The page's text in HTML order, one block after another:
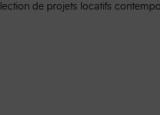
de projets locatifs